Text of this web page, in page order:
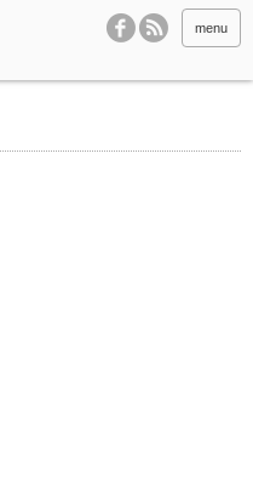
menu